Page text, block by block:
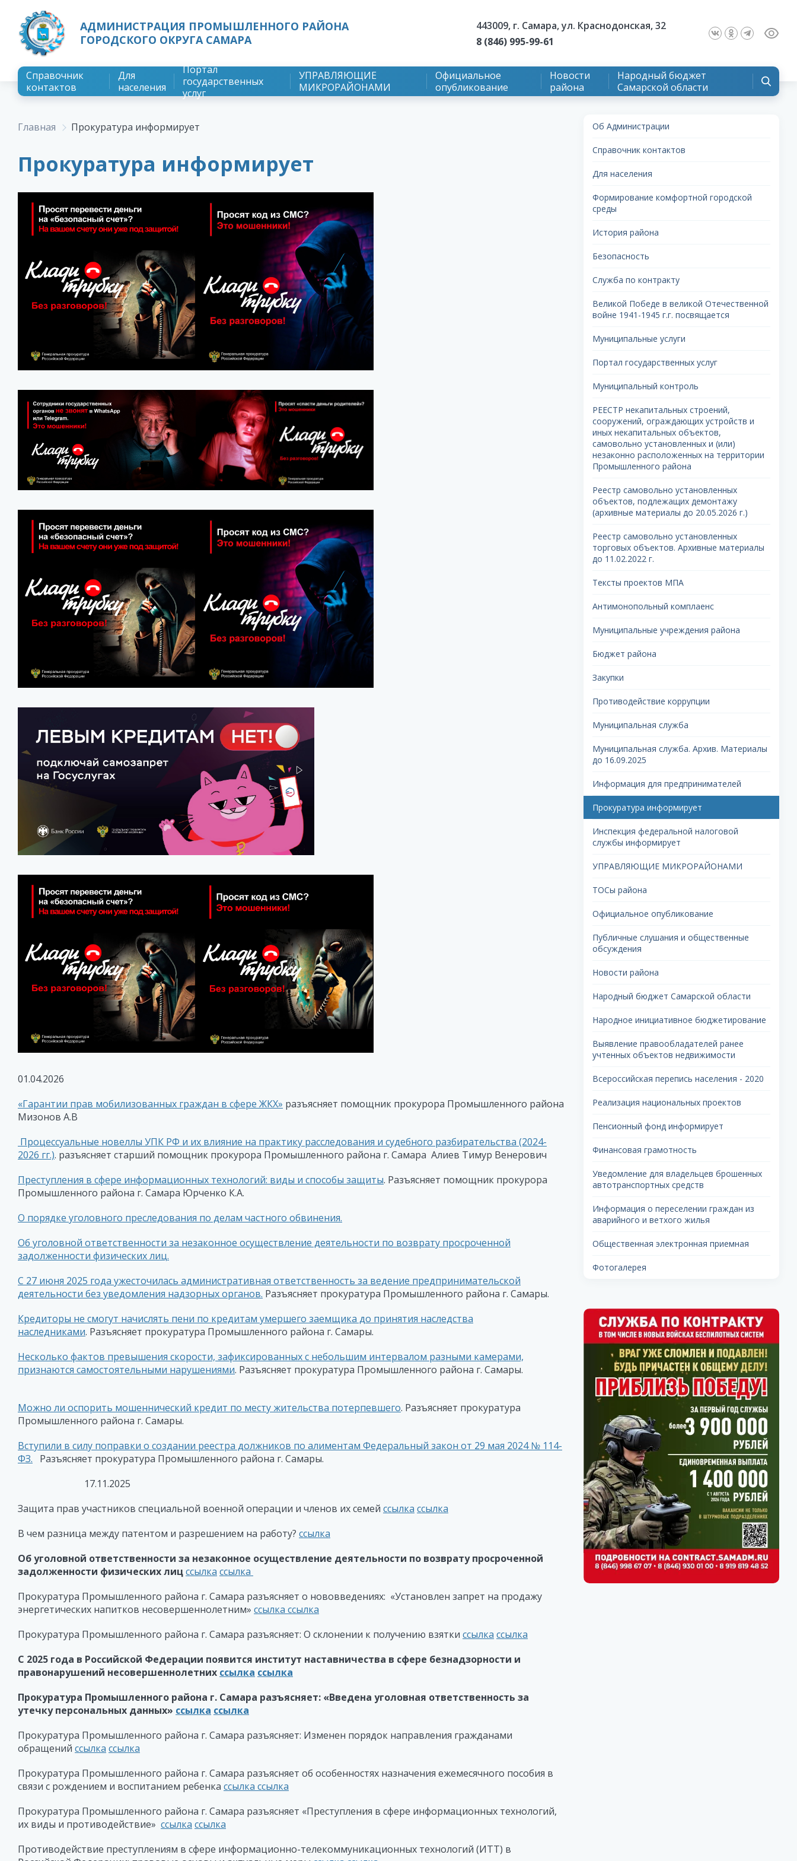
АДМИНИСТРАЦИЯ ПРОМЫШЛЕННОГО РАЙОНА
ГОРОДСКОГО ОКРУГА САМАРА
443009, г. Самара, ул. Краснодонская, 32
8 (846) 995-99-61
Справочник
контактов
Для
населения
Портал
государственных
услуг
УПРАВЛЯЮЩИЕ
МИКРОРАЙОНАМИ
Официальное
опубликование
Новости
района
Народный бюджет
Самарской области
Главная Прокуратура информирует
Прокуратура информирует
01.04.2026
«Гарантии прав мобилизованных граждан в сфере ЖКХ» разъясняет помощник прокурора Промышленного района
Мизонов А.В
Процессуальные новеллы УПК РФ и их влияние на практику расследования и судебного разбирательства (2024-
2026 гг.). разъясняет старший помощник прокурора Промышленного района г. Самара Алиев Тимур Венерович
Преступления в сфере информационных технологий: виды и способы защиты. Разъясняет помощник прокурора
Промышленного района г. Самара Юрченко К.А.
О порядке уголовного преследования по делам частного обвинения.
Об уголовной ответственности за незаконное осуществление деятельности по возврату просроченной
задолженности физических лиц.
С 27 июня 2025 года ужесточилась административная ответственность за ведение предпринимательской
деятельности без уведомления надзорных органов. Разъясняет прокуратура Промышленного района г. Самары.
Кредиторы не смогут начислять пени по кредитам умершего заемщика до принятия наследства
наследниками. Разъясняет прокуратура Промышленного района г. Самары.
Несколько фактов превышения скорости, зафиксированных с небольшим интервалом разными камерами,
признаются самостоятельными нарушениями. Разъясняет прокуратура Промышленного района г. Самары.
Можно ли оспорить мошеннический кредит по месту жительства потерпевшего. Разъясняет прокуратура
Промышленного района г. Самары.
Вступили в силу поправки о создании реестра должников по алиментам Федеральный закон от 29 мая 2024 № 114-
ФЗ. Разъясняет прокуратура Промышленного района г. Самары.
17.11.2025
Защита прав участников специальной военной операции и членов их семей ссылка ссылка
В чем разница между патентом и разрешением на работу? ссылка
Об уголовной ответственности за незаконное осуществление деятельности по возврату просроченной
задолженности физических лицссылка ссылка
Прокуратура Промышленного района г. Самара разъясняет о нововведениях: «Установлен запрет на продажу
энергетических напитков несовершеннолетним» ссылка ссылка
Прокуратура Промышленного района г. Самара разъясняет: О склонении к получению взятки ссылка ссылка
С 2025 года в Российской Федерации появится институт наставничества в сфере безнадзорности и
правонарушений несовершеннолетних ссылка ссылка
Прокуратура Промышленного района г. Самара разъясняет: «Введена уголовная ответственность за
утечку персональных данных» ссылка ссылка
Прокуратура Промышленного района г. Самара разъясняет: Изменен порядок направления гражданами
обращений ссылка ссылка
Прокуратура Промышленного района г. Самара разъясняет об особенностях назначения ежемесячного пособия в
связи с рождением и воспитанием ребенка ссылка ссылка
Прокуратура Промышленного района г. Самара разъясняет «Преступления в сфере информационных технологий,
их виды и противодействие» ссылка ссылка
Противодействие преступлениям в сфере информационно-телекоммуникационных технологий (ИТТ) в
Об Администрации
Справочник контактов
Для населения
Формирование комфортной городской
среды
История района
Безопасность
Служба по контракту
Великой Победе в великой Отечественной
войне 1941-1945 г.г. посвящается
Муниципальные услуги
Портал государственных услуг
Муниципальный контроль
РЕЕСТР некапитальных строений,
сооружений, ограждающих устройств и
иных некапитальных объектов,
самовольно установленных и (или)
незаконно расположенных на территории
Промышленного района
Реестр самовольно установленных
объектов, подлежащих демонтажу
(архивные материалы до 20.05.2026 г.)
Реестр самовольно установленных
торговых объектов. Архивные материалы
до 11.02.2022 г.
Тексты проектов МПА
Антимонопольный комплаенс
Муниципальные учреждения района
Бюджет района
Закупки
Противодействие коррупции
Муниципальная служба
Муниципальная служба. Архив. Материалы
до 16.09.2025
Информация для предпринимателей
Прокуратура информирует
Инспекция федеральной налоговой
службы информирует
УПРАВЛЯЮЩИЕ МИКРОРАЙОНАМИ
ТОСы района
Официальное опубликование
Публичные слушания и общественные
обсуждения
Новости района
Народный бюджет Самарской области
Народное инициативное бюджетирование
Выявление правообладателей ранее
учтенных объектов недвижимости
Всероссийская перепись населения - 2020
Реализация национальных проектов
Пенсионный фонд информирует
Финансовая грамотность
Уведомление для владельцев брошенных
автотранспортных средств
Информация о переселении граждан из
аварийного и ветхого жилья
Общественная электронная приемная
Фотогалерея